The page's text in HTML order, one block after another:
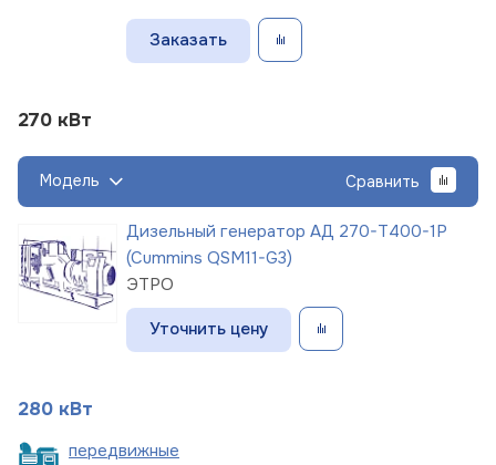
Заказать
270 кВт
Модель Сравнить
Дизельный генератор АД 270-Т400-1Р
(Cummins QSM11-G3)
ЭТРО
Уточнить цену
280 кВт
передвижные